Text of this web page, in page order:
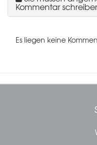
Kommentar
Es liegen keine